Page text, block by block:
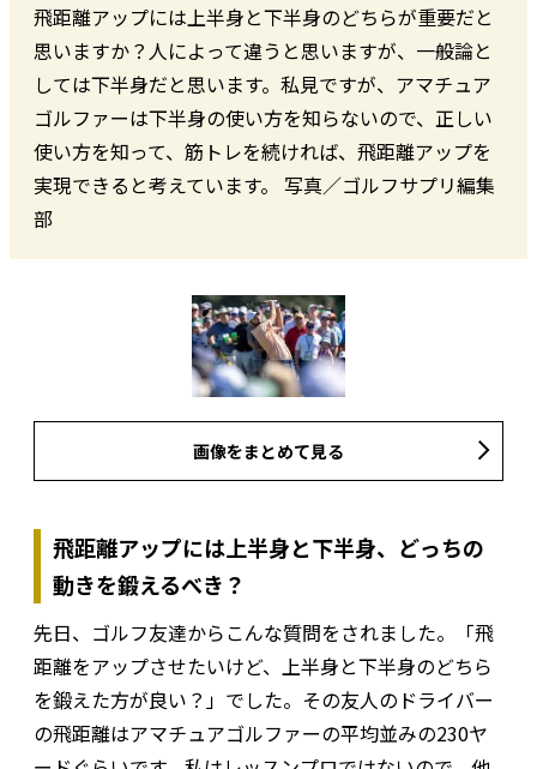
飛距離アップには上半身と下半身のどちらが重要だと
思いますか？人によって違うと思いますが、一般論と
しては下半身だと思います。私見ですが、アマチュア
ゴルファーは下半身の使い方を知らないので、正しい
使い方を知って、筋トレを続ければ、飛距離アップを
実現できると考えています。 写真／ゴルフサプリ編集
部
画像をまとめて見る
飛距離アップには上半身と下半身、どっちの
動きを鍛えるべき？
先日、ゴルフ友達からこんな質問をされました。「飛
距離をアップさせたいけど、上半身と下半身のどちら
を鍛えた方が良い？」でした。その友人のドライバー
の飛距離はアマチュアゴルファーの平均並みの230ヤ